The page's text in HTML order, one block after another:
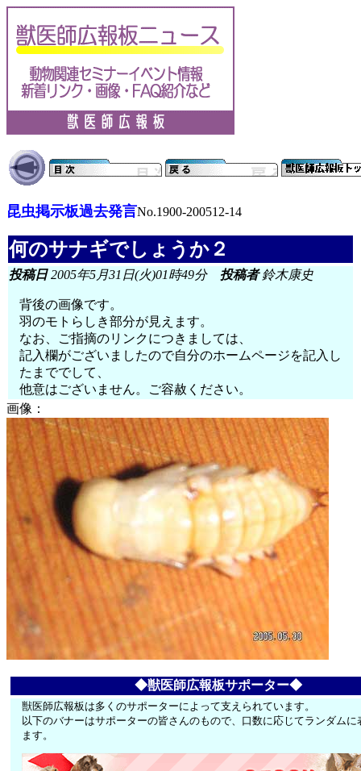
昆虫掲示板過去発言No.1900-200512-14
何のサナギでしょうか２
投稿日2005年5月31日(火)01時49分 投稿者鈴木康史
背後の画像です。
羽のモトらしき部分が見えます。
なお、ご指摘のリンクにつきましては、
記入欄がございましたので自分のホームページを記入し
たまででして、
他意はございません。ご容赦ください。
画像：
◆獣医師広報板サポーター◆
獣医師広報板は多くのサポーターによって支えられています。
以下のバナーはサポーターの皆さんのもので、口数に応じてランダムに
ます。